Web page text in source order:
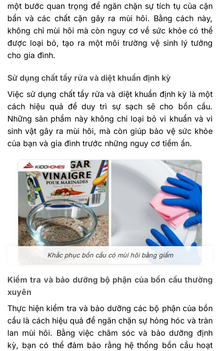
một bước quan trọng để ngăn chặn sự tích tụ của cặn
bẩn và các chất cặn gây ra mùi hôi. Bằng cách này,
không chỉ mùi hôi mà còn nguy cơ về sức khỏe có thể
được loại bỏ, tạo ra một môi trường vệ sinh lý tưởng
cho gia đình.
Sử dụng chất tẩy rửa và diệt khuẩn định kỳ
Việc sử dụng chất tẩy rửa và diệt khuẩn định kỳ là một
cách hiệu quả để duy trì sự sạch sẽ cho bồn cầu.
Những sản phẩm này không chỉ loại bỏ vi khuẩn và vi
sinh vật gây ra mùi hôi, mà còn giúp bảo vệ sức khỏe
của bạn và gia đình trước những nguy cơ tiềm ẩn.
Khắc phục bồn cầu có mùi hôi bằng giấm
Kiểm tra và bảo dưỡng bộ phận của bồn cầu thường
xuyên
Thực hiện kiểm tra và bảo dưỡng các bộ phận của bồn
cầu là cách hiệu quả để ngăn chặn sự hỏng hóc và tràn
lan mùi hôi. Bằng việc chăm sóc và bảo dưỡng định
kỳ, bạn có thể đảm bảo rằng hệ thống bồn cầu hoạt